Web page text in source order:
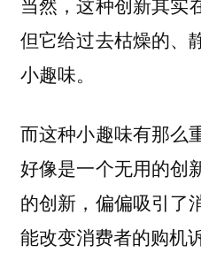
但它给过去枯燥的、
小趣味。
而这种小趣味有那么
好像是一个无用的创
的创新，偏偏吸引了
能改变消费者的购机